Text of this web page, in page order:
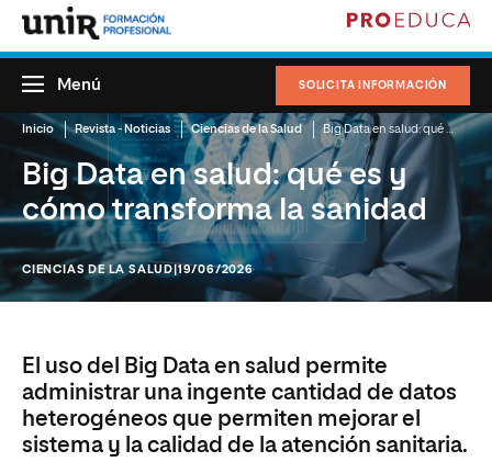
SOLICITA INFORMACIÓN
Menú
Inicio Revista - Noticias Ciencias de la Salud Big Data en salud: qué es y cómo transforma la sanidad
Big Data en salud: qué es y
cómo transforma la sanidad
CIENCIAS DE LA SALUD |19/06/2026
El uso del Big Data en salud permite
administrar una ingente cantidad de datos
heterogéneos que permiten mejorar el
sistema y la calidad de la atención sanitaria.